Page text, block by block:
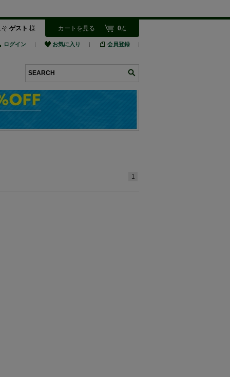
そ ゲスト 様 カートを見る 0点
ログイン お気に入り 会員登録
1